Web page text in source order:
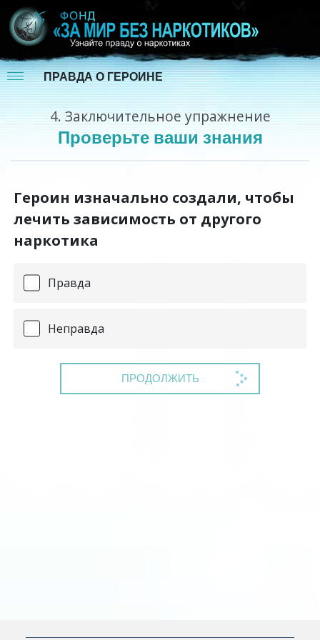
ПРАВДА О ГЕРОИНЕ
4. Заключительное упражнение
Проверьте ваши знания
Героин изначально создали, чтобы
лечить зависимость от другого
наркотика
Правда
Неправда
ПРОДОЛЖИТЬ